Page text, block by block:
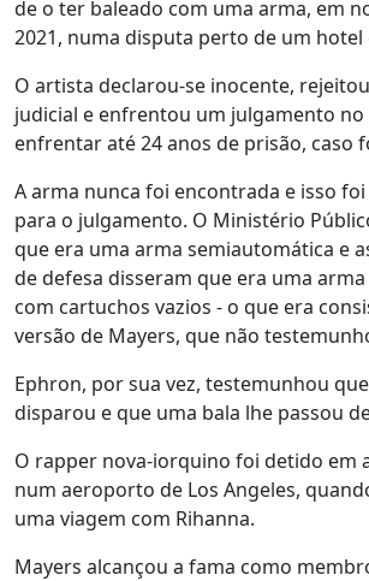
de o ter baleado com uma arma, em
2021, numa disputa perto de um
O artista declarou-se inocente,
judicial e enfrentou um julgamento
enfrentar até 24 anos de prisão, caso
A arma nunca foi encontrada e isso
para o julgamento. O Ministério
que era uma arma semiautomática e
de defesa disseram que era uma
com cartuchos vazios - o que era
versão de Mayers, que não
Ephron, por sua vez, testemunhou
disparou e que uma bala lhe passou
O rapper nova-iorquino foi detido em
num aeroporto de Los Angeles,
uma viagem com Rihanna.
Mayers alcançou a fama como